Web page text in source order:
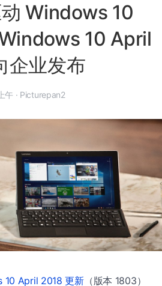
Windows 10
10 April
企业发布
上午 · Picturepan2
10 April 2018 更新（版本 1803）